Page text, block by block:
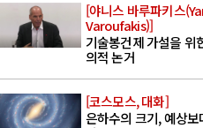
[야니스 바루파키스
Varoufakis)]
기술봉건제 가설을 위
의적 논거
[코스모스, 대화]
은하수의 크기, 예상